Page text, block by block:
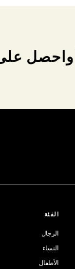
على
الفئة
الرجال
النساء
الأطفال